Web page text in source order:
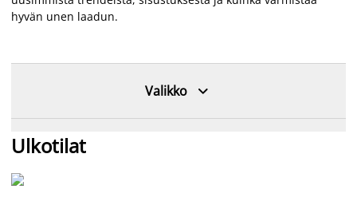
hyvän unen laadun.
Valikko 
Ulkotilat